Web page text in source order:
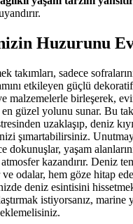
Huzurunu
takımları, sadece
etkileyen güçlü
malzemelerle birleşerek,
en güzel yolunu sunar. Bu
uzaklaşıp, deniz
şımartabilirsiniz.
dokunuşlar, yaşam
kazandırır. Deniz
odalar, hem göze hitap
deniz esintisini
istiyorsanız, marine